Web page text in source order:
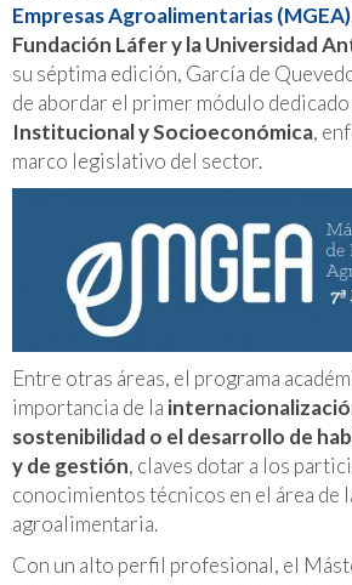
Empresas Agroalimentarias (MGEA)
Fundación Láfer y la Universidad
su séptima edición, García de
de abordar el primer módulo dedicado
Institucional y Socioeconómica,
marco legislativo del sector.
Entre otras áreas, el programa
importancia de la
sostenibilidad o el desarrollo de
y de gestión, claves dotar a los
conocimientos técnicos en el área de
agroalimentaria.
Con un alto perfil profesional, el